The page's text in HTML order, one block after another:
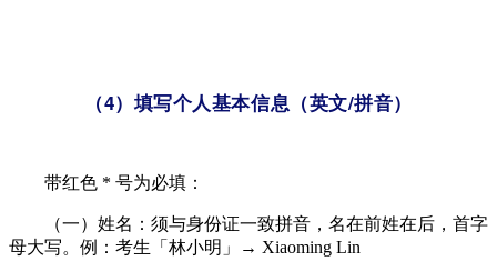
（4）填写个人基本信息（英文/拼音）
带红色 * 号为必填：
（一）姓名：须与身份证一致拼音，名在前姓在后，首字
母大写。例：考生「林小明」→ Xiaoming Lin